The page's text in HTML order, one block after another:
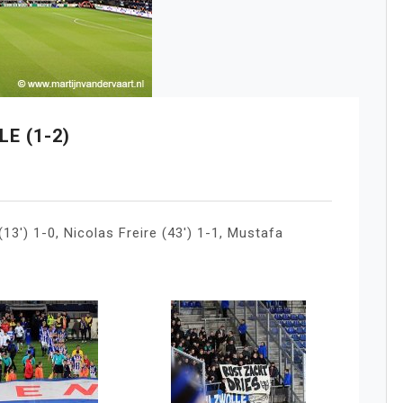
(1-2)
1-0, Nicolas Freire (43′) 1-1, Mustafa